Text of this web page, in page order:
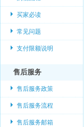
买家必读
常见问题
支付限额说明
售后服务
售后服务政策
售后服务流程
售后服务邮箱